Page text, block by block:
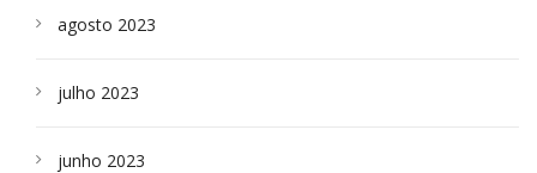
agosto 2023
julho 2023
junho 2023